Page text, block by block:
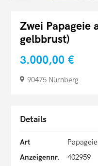
Zwei Papageie
gelbbrust)
3.000,00 €
90475 Nürnberg
Details
Art
Anzeigennr.
402959